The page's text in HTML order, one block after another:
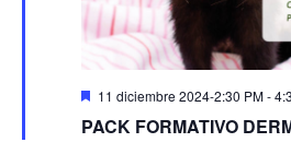
Destacado
11 diciembre 2024-2:30 PM-
PACK FORMATIVO